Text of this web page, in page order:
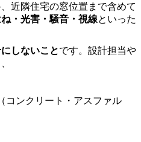
近隣住宅の窓位置まで含めて
・光害・騒音・視線といった
しないことです。設計担当や
コンクリート・アスファル